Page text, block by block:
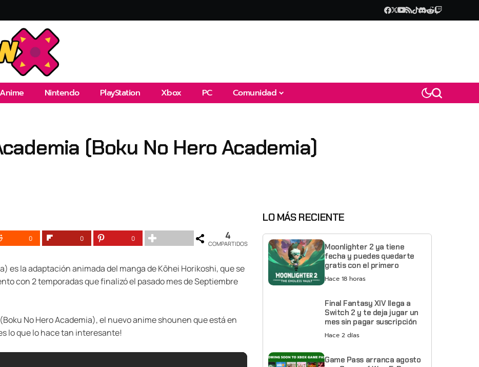
Anime Nintendo PlayStation Xbox PC Comunidad
(Boku No Hero Academia)
0 0 0 4
COMPARTIDOS
es la adaptación animada del manga de Kōhei Horikoshi, que se
con 2 temporadas que finalizó el pasado mes de Septiembre
(Boku No Hero Academia), el nuevo anime shounen que está en
lo que lo hace tan interesante!
LO MÁS RECIENTE
Moonlighter 2 ya tiene
fecha y puedes quedarte
gratis con el primero
Hace 18 horas
Final Fantasy XIV llega a
Switch 2 y te deja jugar un
mes sin pagar suscripción
Hace 2 días
Game Pass arranca agosto